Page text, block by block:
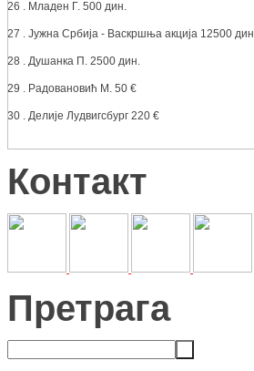
26 . Младен Г. 500 дин.
27 . Јужна Србија - Васкршња акција 12500 дин.
28 . Душанка П. 2500 дин.
29 . Радовановић М. 50 €
30 . Делије Лудвигсбург 220 €
Контакт
Претрага